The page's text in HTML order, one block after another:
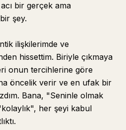
acı bir gerçek ama
şey.
ilişkilerimde ve
hissettim. Biriyle çıkmaya
onun tercihlerine göre
öncelik verir ve en ufak bir
Bana, "Seninle olmak
her şeyi kabul